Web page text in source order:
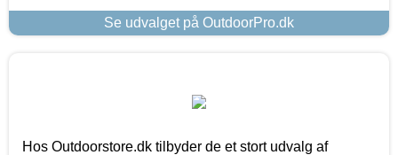
Se udvalget på OutdoorPro.dk
Hos Outdoorstore.dk tilbyder de et stort udvalg af